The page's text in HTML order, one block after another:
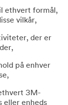
ethvert formål,
vilkår,
der er
på enhver
3M-
eller enheds